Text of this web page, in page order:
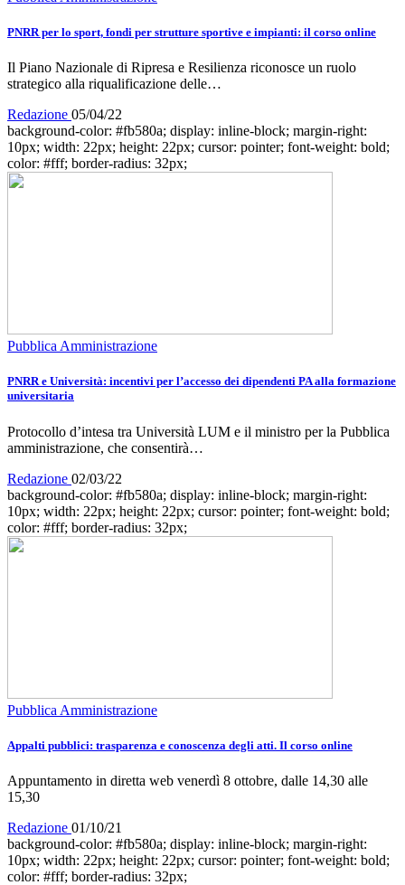
PNRR per lo sport, fondi per strutture sportive e impianti: il corso online
Il Piano Nazionale di Ripresa e Resilienza riconosce un ruolo
strategico alla riqualificazione delle…
Redazione 05/04/22
background-color: #fb580a; display: inline-block; margin-right:
10px; width: 22px; height: 22px; cursor: pointer; font-weight: bold;
color: #fff; border-radius: 32px;
Pubblica Amministrazione
PNRR e Università: incentivi per l’accesso dei dipendenti PA alla formazione
universitaria
Protocollo d’intesa tra Università LUM e il ministro per la Pubblica
amministrazione, che consentirà…
Redazione 02/03/22
background-color: #fb580a; display: inline-block; margin-right:
10px; width: 22px; height: 22px; cursor: pointer; font-weight: bold;
color: #fff; border-radius: 32px;
Pubblica Amministrazione
Appalti pubblici: trasparenza e conoscenza degli atti. Il corso online
Appuntamento in diretta web venerdì 8 ottobre, dalle 14,30 alle
15,30
Redazione 01/10/21
background-color: #fb580a; display: inline-block; margin-right:
10px; width: 22px; height: 22px; cursor: pointer; font-weight: bold;
color: #fff; border-radius: 32px;